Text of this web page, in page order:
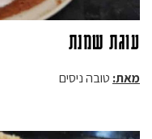
עוגת שמנת
מאת: טובהניסים